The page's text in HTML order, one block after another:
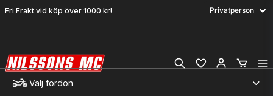
Fri Frakt vid köp över 1000 kr!
Välj fordon